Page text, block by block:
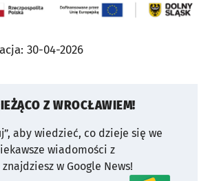
30-04-2026
Z WROCŁAWIEM!
aby wiedzieć, co dzieje się we
wiadomości z
w Google News!